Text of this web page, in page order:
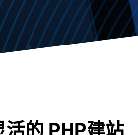
活的 PHP建站